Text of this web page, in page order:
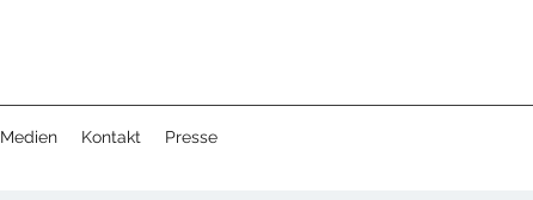
Medien Kontakt Presse